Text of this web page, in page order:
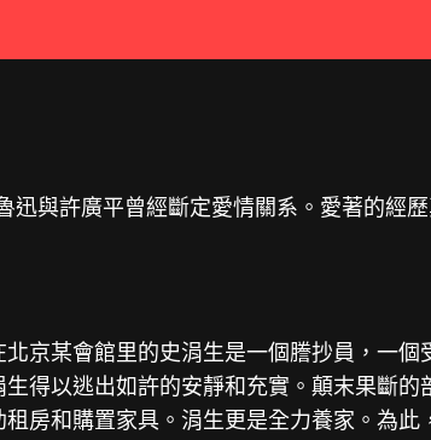
迅與許廣平曾經斷定愛情關系。愛著的
京某會館里的史涓生是一個謄抄員，一
得以逃出如許的安靜和充實。顛末果斷
房和購置家具。涓生更是全力養家。為